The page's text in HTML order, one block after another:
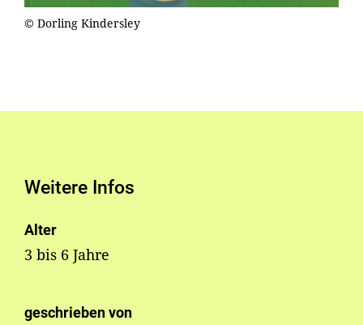
© Dorling Kindersley
Weitere Infos
Alter
3 bis 6 Jahre
geschrieben von